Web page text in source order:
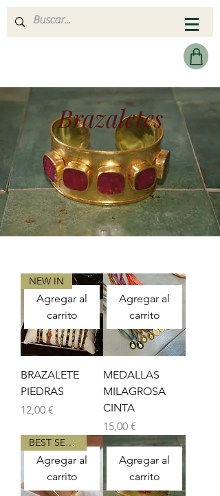
MERAKI HEARTMADE
Brazaletes
Agregar al
carrito
NEW IN
BRAZALETE
PIEDRAS
Precio
12,00 €
Agregar al
carrito
MEDALLAS
MILAGROSA
CINTA
Precio
15,00 €
Agregar al
carrito
BEST SELLER
Agregar al
carrito